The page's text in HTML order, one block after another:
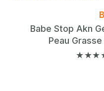
Babe Stop Akn
Peau